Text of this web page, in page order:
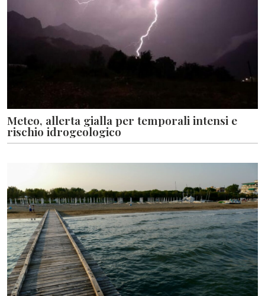
Meteo, allerta gialla per temporali intensi e
rischio idrogeologico